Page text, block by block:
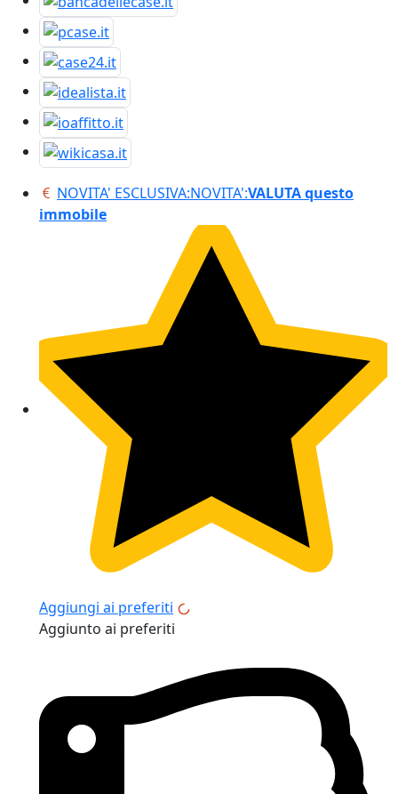
NOVITA' ESCLUSIVA:NOVITA':VALUTA questo
immobile
Aggiungi ai preferiti
Aggiunto ai preferiti